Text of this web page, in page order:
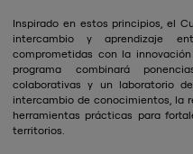
Inspirado en estos principios, el
intercambio y aprendizaje
comprometidas con la
programa combinará
colaborativas y un laboratorio
intercambio de conocimientos, la
herramientas prácticas para
territorios.